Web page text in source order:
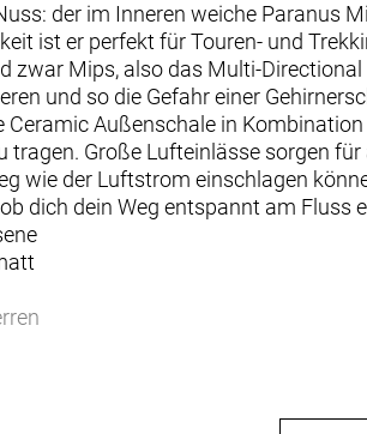
der im Inneren weiche Paranus
ist er perfekt für Touren- und
zwar Mips, also das Multi-
und so die Gefahr einer
Ceramic Außenschale in
tragen. Große Lufteinlässe sorgen
wie der Luftstrom einschlagen
dich dein Weg entspannt am Fluss